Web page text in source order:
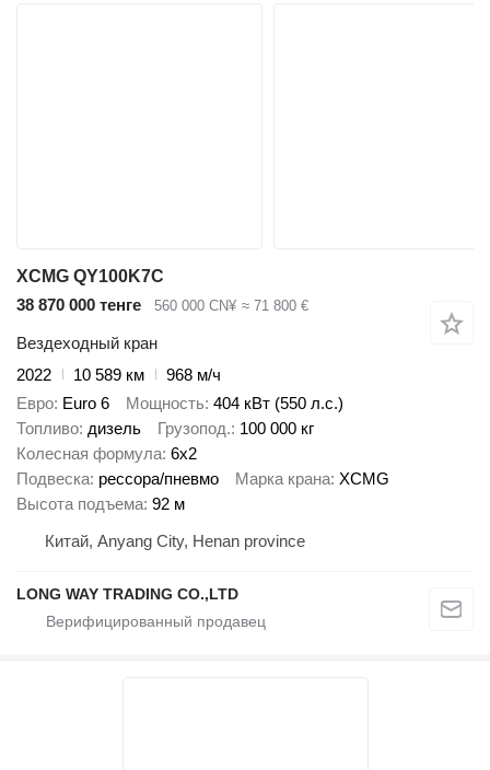
XCMG QY100K7C
38 870 000 тенге
560 000 CN¥ ≈ 71 800 €
Вездеходный кран
2022
10 589 км
968 м/ч
Евро Euro 6 Мощность 404 кВт (550 л.с.)
Топливо дизель Грузопод. 100 000 кг
Колесная формула 6x2
Подвеска рессора/пневмо Марка крана XCMG
Высота подъема 92 м
Китай, Anyang City, Henan province
LONG WAY TRADING CO.,LTD